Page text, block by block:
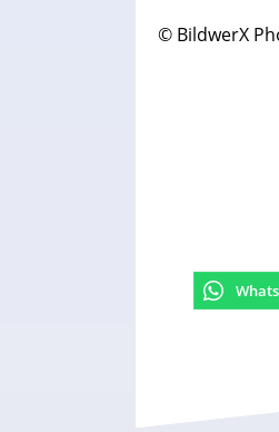
© BildwerX